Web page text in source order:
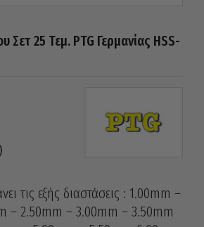
Σετ 25 Τεμ. PTG Γερμανίας HSS-
τις εξής διαστάσεις : 1.00mm –
– 2.50mm – 3.00mm – 3.50mm